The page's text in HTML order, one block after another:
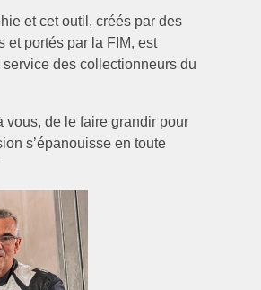
et cet outil, créés par des
et portés par la FIM, est
service des collectionneurs du
vous, de le faire grandir pour
s’épanouisse en toute